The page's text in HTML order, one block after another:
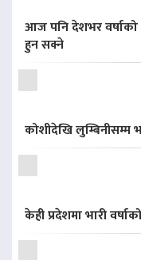
आज पनि देशभर वर्षाको
हुन सक्ने
कोशीदेखि लुम्बिनीसम्म
केही प्रदेशमा भारी